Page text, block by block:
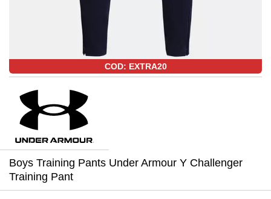
COD: EXTRA20
Boys Training Pants Under Armour Y Challenger
Training Pant